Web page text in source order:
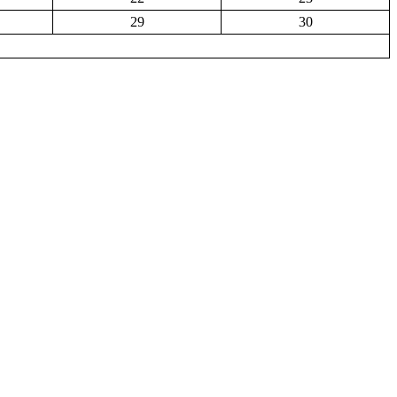
29
30